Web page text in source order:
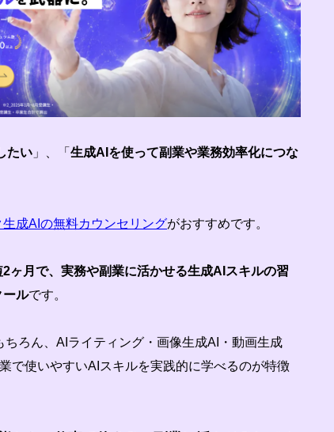
たい 」、「 生成AIを使って副業や業務効率化につな
成AIの無料カウンセリングがおすすめです。
ヶ月で、実務や副業に活かせる生成AIスキルの習
ールです。
ろん、AIライティング・画像生成AI・動画生成
で使いやすいAIスキルを実践的に学べるのが特徴